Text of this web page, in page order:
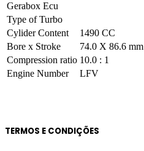
Gerabox Ecu
Type of Turbo
Cylider Content
1490 CC
Bore x Stroke
74.0 X 86.6 mm
Compression ratio 10.0 : 1
Engine Number
LFV
TERMOS E CONDIÇÕES